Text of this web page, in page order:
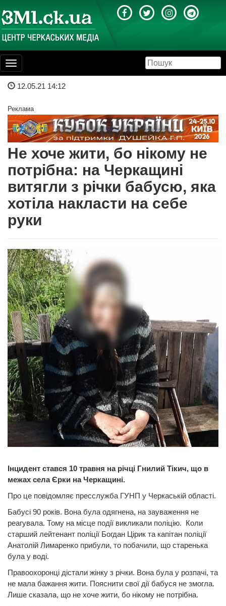
Toggle
navigation
12.05.21 14:12
Реклама
Не хоче жити, бо нікому не
потрібна: на Черкащині
витягли з річки бабусю, яка
хотіла накласти на себе
руки
Інцидент стався 10 травня на річці Гнилий Тікич, що в
межах села Єрки на Черкащині.
Про це повідомляє пресслужба ГУНП у Черкаській області.
Бабусі 90 років. Вона була одягнена, на зауваження не
реагувала. Тому на місце події викликали поліцію. Коли
старший лейтенант поліції Богдан Цірик та капітан поліції
Анатолій Лимаренко прибули, то побачили, що старенька
була у воді.
Правоохоронці дістали жінку з річки. Вона була у розпачі, та
не мала бажання жити. Пояснити свої дії бабуся не змогла.
Лише сказала, що не хоче жити, бо нікому не потрібна.